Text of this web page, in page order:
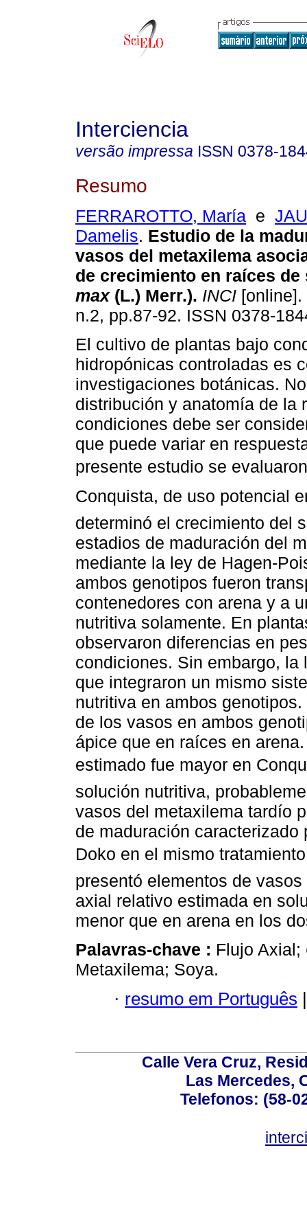
Interciencia
versão impressa ISSN 0378-
Resumo
FERRAROTTO, María e
Damelis. Estudio de la
vasos del metaxilema
de crecimiento en raíces de
max (L.) Merr.). INCI
n.2, pp.87-92. ISSN 0378-
El cultivo de plantas bajo
hidropónicas controladas es
investigaciones botánicas.
distribución y anatomía de la
condiciones debe ser
que puede variar en
presente estudio se
Conquista, de uso
determinó el crecimiento del
estadios de maduración del
mediante la ley de Hagen-
ambos genotipos fueron
contenedores con arena y a
nutritiva solamente. En
observaron diferencias en
condiciones. Sin embargo,
que integraron un mismo
nutritiva en ambos
de los vasos en ambos
ápice que en raíces en
estimado fue mayor en
solución nutritiva,
vasos del metaxilema tardío
de maduración
Doko en el mismo
presentó elementos de
axial relativo estimada en
menor que en arena en los
Palavras-chave : Flujo Axial;
Metaxilema; Soya.
· resumo em Português |
Calle Vera Cruz,
Las Mercedes,
Telefonos: (58-